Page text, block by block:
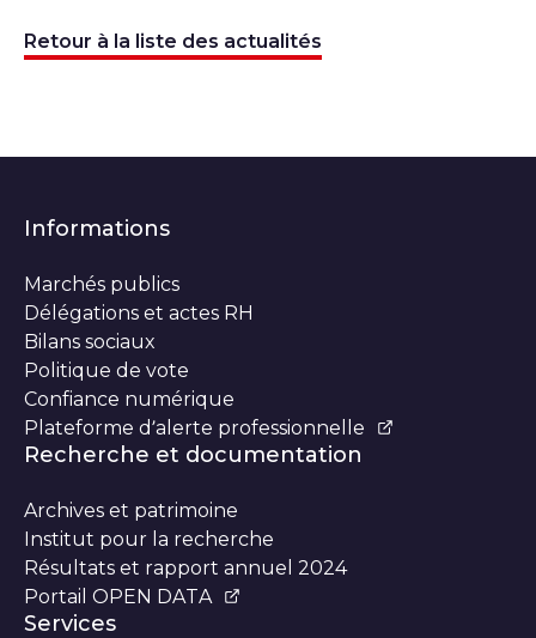
Retour à la liste des actualités
Informations
Marchés publics
Délégations et actes RH
Bilans sociaux
Politique de vote
Confiance numérique
Plateforme d’alerte professionnelle
Recherche et documentation
Archives et patrimoine
Institut pour la recherche
Résultats et rapport annuel 2024
Portail OPEN DATA
Services